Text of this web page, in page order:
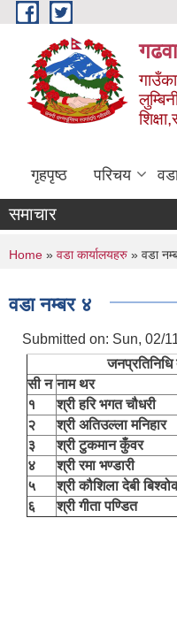
Skip to main content
गृहपृष्ठ परिचय
समाचार
You are here
Home » वडा कार्यालयहरु » वडा
वडा नम्बर ४
Submitted on: Sun, 02/
जनप्रतिनिधि
सी न नाम थर
१
श्री हरि भगत चौधरी
२
श्री अतिउल्ला मनिहार
३
श्री टुकमान कुँवर
४
श्री रमा भण्डारी
५
श्री कौशिला देबी
६
श्री गीता पण्डित